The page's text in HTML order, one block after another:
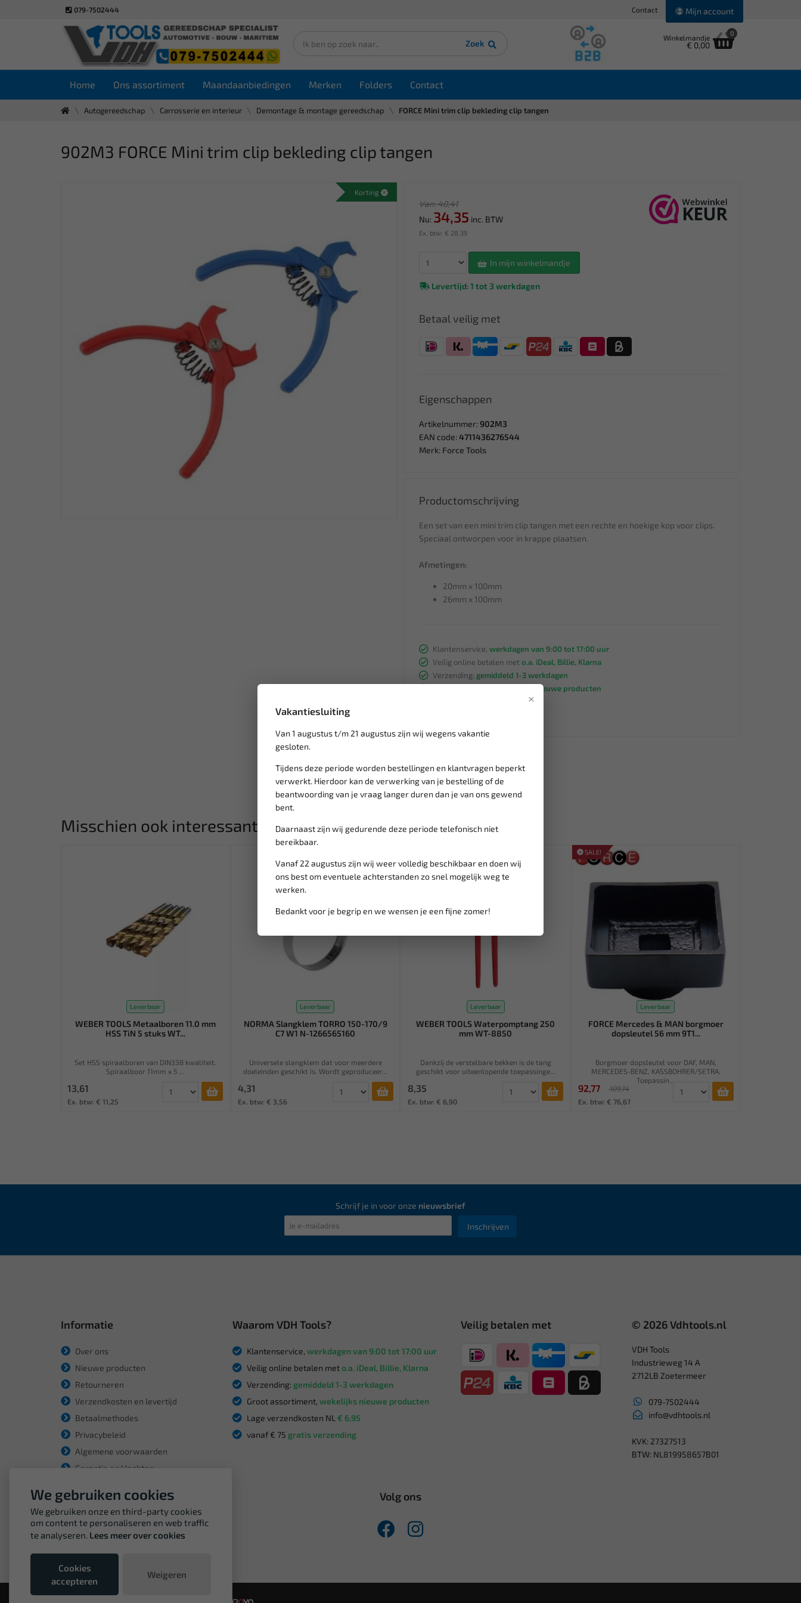
079-7502444 Contact Mijn account
Zoek
Winkelmandje
€ 0,00
0
Home Ons assortiment Maandaanbiedingen Merken Folders Contact
Autogereedschap Carrosserie en interieur Demontage & montage gereedschap FORCE Mini trim clip bekleding clip tangen
×
Vakantiesluiting
Van 1 augustus t/m 21 augustus zijn wij wegens vakantie
gesloten.
Tijdens deze periode worden bestellingen en klantvragen beperkt
verwerkt. Hierdoor kan de verwerking van je bestelling of de
beantwoording van je vraag langer duren dan je van ons gewend
bent.
Daarnaast zijn wij gedurende deze periode telefonisch niet
bereikbaar.
Vanaf 22 augustus zijn wij weer volledig beschikbaar en doen wij
ons best om eventuele achterstanden zo snel mogelijk weg te
werken.
Bedankt voor je begrip en we wensen je een fijne zomer!
902M3 FORCE Mini trim clip bekleding clip tangen
Korting
Van: 40,41
Nu: 34,35 inc. BTW
Ex. btw: € 28,39
In mijn winkelmandje
Levertijd: 1 tot 3 werkdagen
Betaal veilig met
Eigenschappen
Artikelnummer: 902M3
EAN code: 4711436276544
Merk: Force Tools
Productomschrijving
Een set van een mini trim clip tangen met een rechte en hoekige kop voor clips.
Speciaal ontworpen voor in krappe plaatsen.
Afmetingen:
20mm x 100mm
26mm x 100mm
Klantenservice, werkdagen van 9:00 tot 17:00 uur
Veilig online betalen met o.a. iDeal, Billie, Klarna
Verzending: gemiddeld 1-3 werkdagen
wekelijks nieuwe producten
€ 6,95
Misschien ook interessant:
Leverbaar
WEBER TOOLS Metaalboren 11.0 mm
HSS TiN 5 stuks WT...
Set HSS spiraalboren van DIN338 kwaliteit.
Spiraalboor 11mm x 5 ...
13,61
Ex. btw: € 11,25
Leverbaar
NORMA Slangklem TORRO 150-170/9
C7 W1 N-1266565160
Universele slangklem dat voor meerdere
doeleinden geschikt is. Wordt geproduceer...
4,31
Ex. btw: € 3,56
Leverbaar
WEBER TOOLS Waterpomptang 250
mm WT-8850
Dankzij de verstelbare bekken is de tang
geschikt voor uiteenlopende toepassinge...
8,35
Ex. btw: € 6,90
SALE!
Leverbaar
FORCE Mercedes & MAN borgmoer
dopsleutel 56 mm 9T1...
Borgmoer dopsleutel voor DAF, MAN,
MERCEDES-BENZ, KASSBOHRER/SETRA.
Toepassin...
92,77
109,14
Ex. btw: € 76,67
Schrijf je in voor onze nieuwsbrief
Inschrijven
Informatie
Over ons
Nieuwe producten
Retourneren
Verzendkosten en levertijd
Betaalmethodes
Privacybeleid
Algemene voorwaarden
Garantie en klachten
Waarom VDH Tools?
Klantenservice, werkdagen van 9:00 tot 17:00 uur
Veilig online betalen meto.a. iDeal, Billie, Klarna
Verzending: gemiddeld 1-3 werkdagen
Groot assortiment, wekelijks nieuwe producten
Lage verzendkosten NL € 6,95
vanaf € 75 gratis verzending
Veilig betalen met © 2026 Vdhtools.nl
VDH Tools
Industrieweg 14 A
2712LB Zoetermeer
079-7502444
info@vdhtools.nl
KVK: 27327513
BTW: NL819958657B01
Volg ons
We gebruiken cookies
We gebruiken onze en third-party cookies
om content te personaliseren en web traffic
te analyseren. Lees meer over cookies
Cookies
accepteren
Weigeren